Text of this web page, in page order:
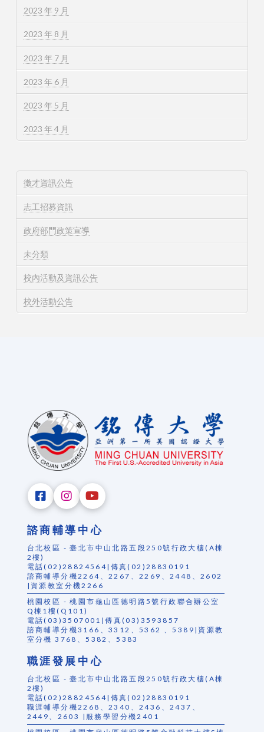
2023 年 9 月
2023 年 8 月
2023 年 7 月
2023 年 6 月
2023 年 5 月
2023 年 4 月
徵才資訊公告
志工招募資訊
政府部門政策宣導
未分類
校內活動及資訊公告
校外活動公告
諮商輔導中心
台北校區 - 臺北市中山北路五段250號行政大樓(A棟
2樓)
電話(02)28824564|傳真(02)28830191
諮商輔導分機2264、2267、2269、2448、2602
|資源教室分機2266
桃園校區 - 桃園市龜山區德明路5號行政聯合辦公室
Q棟1樓(Q101)
電話(03)3507001|傳真(03)3593857
諮商輔導分機3166、3312、5362 、5389|資源教
室分機 3768、5382、5383
職涯發展中心
台北校區 - 臺北市中山北路五段250號行政大樓(A棟
2樓)
電話(02)28824564|傳真(02)28830191
職涯輔導分機2268、2340、2436、2437、
2449、2603 |服務學習分機2401